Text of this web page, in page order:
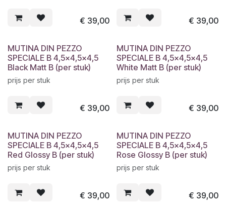
€ 39,00 € 39,00
MUTINA DIN PEZZO
SPECIALE B 4,5x4,5x4,5
Black Matt B (per stuk)
prijs per stuk
€ 39,00
MUTINA DIN PEZZO
SPECIALE B 4,5x4,5x4,5
White Matt B (per stuk)
prijs per stuk
€ 39,00
MUTINA DIN PEZZO
SPECIALE B 4,5x4,5x4,5
Red Glossy B (per stuk)
prijs per stuk
€ 39,00
MUTINA DIN PEZZO
SPECIALE B 4,5x4,5x4,5
Rose Glossy B (per stuk)
prijs per stuk
€ 39,00